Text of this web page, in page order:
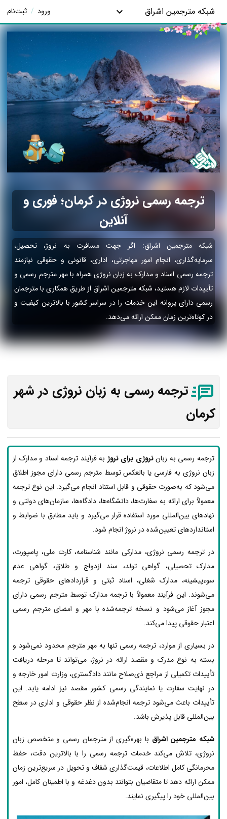
شبکه مترجمین اشراق ورود / ثبت‌نام
ترجمه رسمی نروژی در کرمان؛ فوری و
آنلاین
شبکه مترجمین اشراق: اگر جهت مسافرت به نروژ، تحصیل،
سرمایه‌گذاری، انجام امور مهاجرتی، اداری، قانونی و حقوقی نیازمند
ترجمه رسمی اسناد و مدارک به زبان نروژی همراه با مهر مترجم رسمی و
تأییدات لازم هستید، شبکه مترجمین اشراق از طریق همکاری با مترجمان
رسمی دارای پروانه این خدمات را در سراسر کشور با بالاترین کیفیت و
در کوتاه‌ترین زمان ممکن ارائه می‌دهد.
ترجمه رسمی به زبان نروژی در شهر
کرمان
ترجمه رسمی به زباننروژی برای نروژ به فرآیند ترجمه اسناد و مدارک از
زبان نروژی به فارسی یا بالعکس توسط مترجم رسمی دارای مجوز اطلاق
می‌شود که به‌صورت حقوقی و قابل استناد انجام می‌گیرد. این نوع ترجمه
معمولاً برای ارائه به سفارت‌ها، دانشگاه‌ها، دادگاه‌ها، سازمان‌های دولتی و
نهادهای بین‌المللی مورد استفاده قرار می‌گیرد و باید مطابق با ضوابط و
استانداردهای تعیین‌شده در نروژ انجام شود.
در ترجمه رسمی نروژی، مدارکی مانند شناسنامه، کارت ملی، پاسپورت،
مدارک تحصیلی، گواهی تولد، سند ازدواج و طلاق، گواهی عدم
سوءپیشینه، مدارک شغلی، اسناد ثبتی و قراردادهای حقوقی ترجمه
می‌شوند. این فرآیند معمولاً با ترجمه مدارک توسط مترجم رسمی دارای
مجوز آغاز می‌شود و نسخه ترجمه‌شده با مهر و امضای مترجم رسمی
اعتبار حقوقی پیدا می‌کند.
در بسیاری از موارد، ترجمه رسمی تنها به مهر مترجم محدود نمی‌شود و
بسته به نوع مدرک و مقصد ارائه در نروژ، می‌تواند تا مرحله دریافت
تأییدات تکمیلی از مراجع ذی‌صلاح مانند دادگستری، وزارت امور خارجه و
در نهایت سفارت یا نمایندگی رسمی کشور مقصد نیز ادامه یابد. این
تأییدات باعث می‌شود ترجمه انجام‌شده از نظر حقوقی و اداری در سطح
بین‌المللی قابل پذیرش باشد.
شبکه مترجمین اشراق با بهره‌گیری از مترجمان رسمی و متخصص زبان
نروژی، تلاش می‌کند خدمات ترجمه رسمی را با بالاترین دقت، حفظ
محرمانگی کامل اطلاعات، قیمت‌گذاری شفاف و تحویل در سریع‌ترین زمان
ممکن ارائه دهد تا متقاضیان بتوانند بدون دغدغه و با اطمینان کامل، امور
بین‌المللی خود را پیگیری نمایند.